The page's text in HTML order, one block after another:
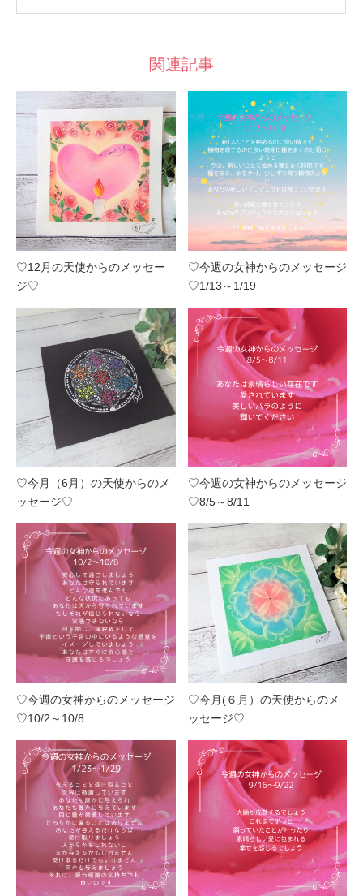
関連記事
♡12月の天使からのメッセー
ジ♡
♡今週の女神からのメッセージ
♡1/13～1/19
♡今月（6月）の天使からのメ
ッセージ♡
♡今週の女神からのメッセージ
♡8/5～8/11
♡今週の女神からのメッセージ
♡10/2～10/8
♡今月(６月）の天使からのメ
ッセージ♡